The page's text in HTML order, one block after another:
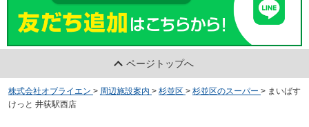
ページトップへ
株式会社オブライエン > 周辺施設案内 > 杉並区 > 杉並区のスーパー > まいばす
けっと 井荻駅西店